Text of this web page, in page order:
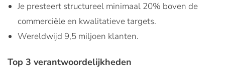
Je presteert structureel minimaal 20% boven de
commerciële en kwalitatieve targets.
Wereldwijd 9,5 miljoen klanten.
Top 3 verantwoordelijkheden